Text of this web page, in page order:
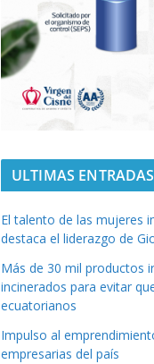
ULTIMAS ENTRADAS
El talento de las mujeres
destaca el liderazgo de
Más de 30 mil productos
incinerados para evitar
ecuatorianos
Impulso al
empresarias del país